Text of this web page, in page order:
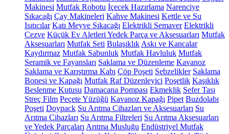
Makinesi Mutfak Robotu İçecek Hazırlama Narenciye
Sıkacağı Çay Makineleri Kahve Makinesi Kettle ve Su
Isıtıcılar Katı Meyve Sıkacağı Elektrikli Semaver Elektrikli
Cezve Küçük Ev Aletleri Yedek Parça ve Aksesuarları Mutfak
Aksesuarları Mutfak Seti Bulaşıklık Askı ve Kancalar
Kaydırmaz Mutfak Sabunluk Mutfak Havluluk Mutfak
Seramik ve Fayansları Saklama ve Düzenleme Kavanoz
Saklama ve Karıştırma Kabı Çöp Poşeti Sebzelikler Saklama
Bonesi ve Kapağı Mutfak Raf Düzenleyici Poşetlik Kaşıklık
Beslenme Kutusu Damacana Pompası Ekmeklik Sefer Tası
Streç Film Peçete Yüzüğü Kavanoz Kapağı Pipet Buzdolabı
Poşeti Doypack Su Arıtma Cihazları ve Aksesuarları Su
Arıtma Cihazları Su Arıtma Filtreleri Su Arıtma Aksesuarları
ve Yedek Parçaları Arıtma Musluğu Endüstriyel Mutfak